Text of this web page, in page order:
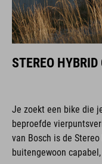
STEREO
Je zoekt een bike die
beproefde
van Bosch is de
buitengewoon